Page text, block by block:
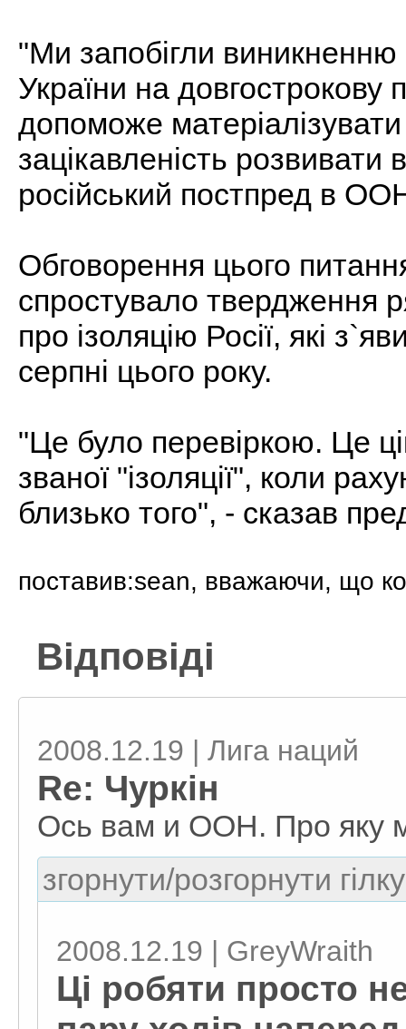
"Ми запобігли виникненню
України на довгострокову
допоможе
зацікавленість
російський постпред в
Обговорення цього
спростувало твердження
про ізоляцію Росії, які
серпні цього року.
"Це було перевіркою. Це
званої "ізоляції", коли
близько того", - сказав
поставив:sean, вважаючи, що
Відповіді
2008.12.19 | Лига наций
Re: Чуркін
Ось вам и ООН. Про яку
згорнути/розгорнути
2008.12.19 | GreyWraith
Ці робяти просто